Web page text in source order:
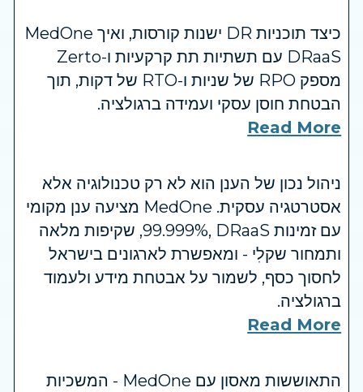
כיצד תוכניות DR ישנות קורסות, ואיך MedOne
DRaaS עם תשתיות תת קרקעיות ו-Zerto
מספק RPO של שניות ו-RTO של דקות, תוך
הבטחת חוסן עסקי ועמידה ברגולציה.
Read More
ניהול נכון של הענן הוא לא רק טכנולוגיה אלא
אסטרטגיה עסקית. MedOne מציעה ענן מקומי
עם זמינות ‎99.999%‎, DRaaS, שקיפות מלאה
ותמחור שקלִי - ומאפשרת לארגונים בישראל
לחסוך כסף, לשמור על אבטחת מידע ולעמוד
ברגולציה.
Read More
התאוששות מאסון עם MedOne - המשכיות